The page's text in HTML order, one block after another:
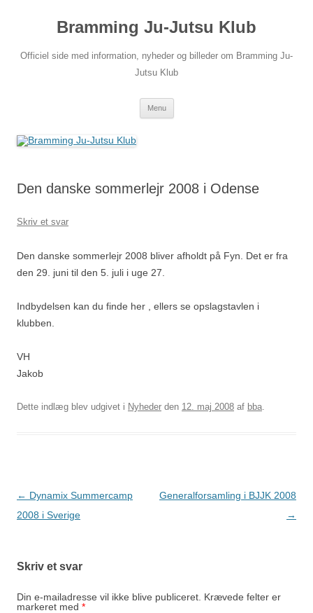
Bramming Ju-Jutsu Klub
Officiel side med information, nyheder og billeder om Bramming Ju-
Jutsu Klub
Menu
Den danske sommerlejr 2008 i Odense
Skriv et svar
Den danske sommerlejr 2008 bliver afholdt på Fyn. Det er fra
den 29. juni til den 5. juli i uge 27.
Indbydelsen kan du finde her
, ellers se opslagstavlen i
klubben.
VH
Jakob
Dette indlæg blev udgivet i Nyheder den 12. maj 2008 af bba.
Indlægsnavigation
← Dynamix Summercamp
2008 i Sverige
Generalforsamling i BJJK 2008
→
Skriv et svar
Din e-mailadresse vil ikke blive publiceret. Krævede felter er
markeret med *